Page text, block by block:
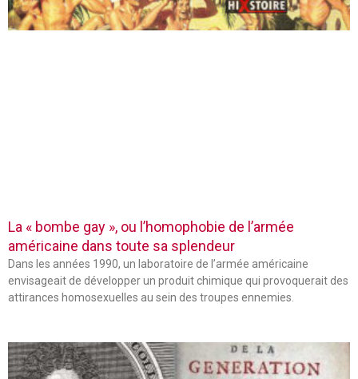
La « bombe gay », ou l’homophobie de l’armée
américaine dans toute sa splendeur
Dans les années 1990, un laboratoire de l’armée américaine
envisageait de développer un produit chimique qui provoquerait des
attirances homosexuelles au sein des troupes ennemies.